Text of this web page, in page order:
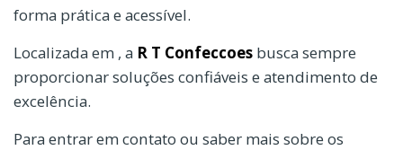
forma prática e acessível.
Localizada em , a R T Confeccoes busca sempre
proporcionar soluções confiáveis e atendimento de
excelência.
Para entrar em contato ou saber mais sobre os